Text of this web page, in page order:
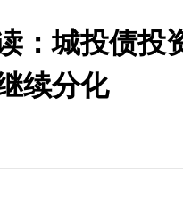
：城投债
续分化